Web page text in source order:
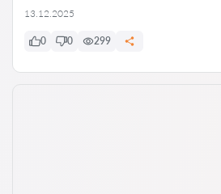
13.12.2025
0 0 299